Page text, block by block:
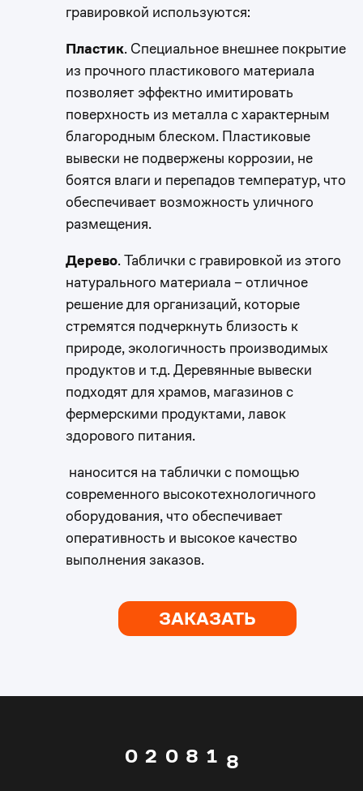
гравировкой используются:
Пластик. Специальное внешнее покрытие
из прочного пластикового материала
позволяет эффектно имитировать
поверхность из металла с характерным
благородным блеском. Пластиковые
вывески не подвержены коррозии, не
боятся влаги и перепадов температур, что
обеспечивает возможность уличного
размещения.
Дерево. Таблички с гравировкой из этого
натурального материала – отличное
решение для организаций, которые
стремятся подчеркнуть близость к
природе, экологичность производимых
продуктов и т.д. Деревянные вывески
подходят для храмов, магазинов с
фермерскими продуктами, лавок
здорового питания.
наносится на таблички с помощью
современного высокотехнологичного
оборудования, что обеспечивает
оперативность и высокое качество
выполнения заказов.
ЗАКАЗАТЬ
0 2 0
0
1
2
3
4
5
8 1
0
1
2
3
5
8